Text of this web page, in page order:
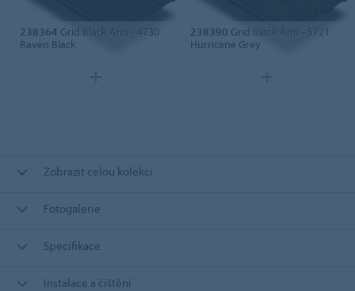
238364 Grid Black Ano - 4730
Raven Black
238390 Grid Black Ano - 5721
Hurricane Grey
Zobrazit celou kolekci
Fotogalerie
Specifikace
Instalace a čištění